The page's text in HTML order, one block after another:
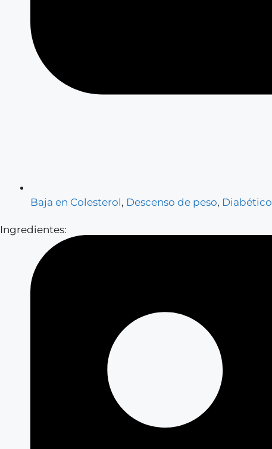
Baja en Colesterol, Descenso de peso, Diabético
Ingredientes: